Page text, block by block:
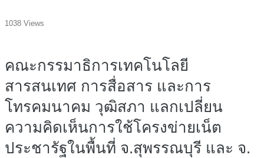
1038 Views
คณะกรรมาธิการเทคโนโลยี
สารสนเทศ การสื่อสาร และการ
โทรคมนาคม วุฒิสภา แลกเปลี่ยน
ความคิดเห็นการใช้โครงข่ายเน็ต
ประชารัฐในพื้นที่ จ.สุพรรณบุรี และ จ.